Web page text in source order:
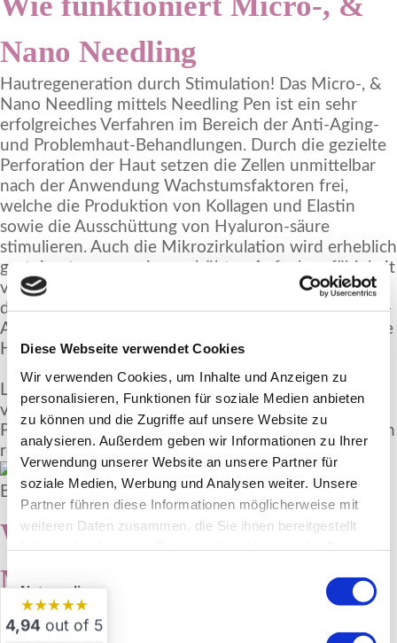
Diese Webseite verwendet Cookies
Wir verwenden Cookies, um Inhalte und Anzeigen zu
personalisieren, Funktionen für soziale Medien anbieten
zu können und die Zugriffe auf unsere Website zu
analysieren. Außerdem geben wir Informationen zu Ihrer
Verwendung unserer Website an unsere Partner für
soziale Medien, Werbung und Analysen weiter. Unsere
Partner führen diese Informationen möglicherweise mit
weiteren Daten zusammen, die Sie ihnen bereitgestellt
Einwilligungsauswahl
Notwendig
Nano Needling
Hautregeneration durch Stimulation! Das Micro-, &
Nano Needling mittels Needling Pen ist ein sehr
erfolgreiches Verfahren im Bereich der Anti-Aging-
und Problemhaut-Behandlungen. Durch die gezielte
Perforation der Haut setzen die Zellen unmittelbar
nach der Anwendung Wachstumsfaktoren frei,
welche die Produktion von Kollagen und Elastin
sowie die Ausschüttung von Hyaluron-säure
stimulieren. Auch die Mikrozirkulation wird erheblich
gesteigert, was zu einer erhöhten Aufnahmefähigkeit
von aufgetragenen Wirkstoffen und somit zu einem
deutlich verbesserten Hautergebnis führt. Die nicht-
Ablative Hautverjüngungs-Technik ermöglicht es, die
Haut an Gesicht, Augen,
Lippen, Hals, Dekolleté, Körper und Händen zu
verbessern und zu festigen. Ebenso können Narben,
Pigmentstörungen und Dehnungsstreifen erfolgreich
reduziert werden.
Welche Vorteile bietet
Micro-, & Nano Needling?
· Verminderung von Falten und Linien
· Hautverjüngung
★★★★★
4,94 out of 5